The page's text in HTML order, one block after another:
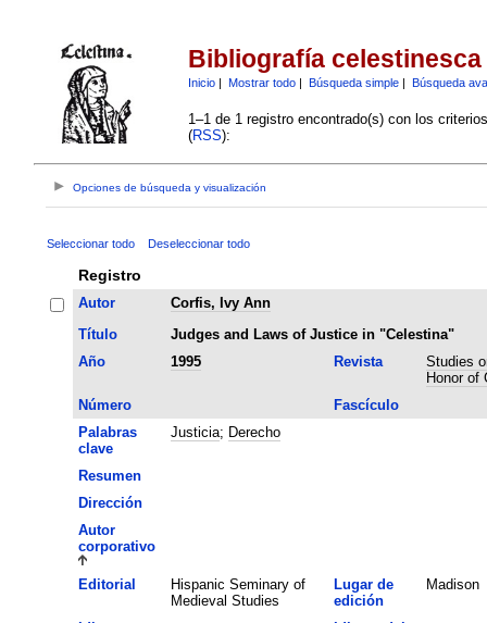
Bibliografía celestinesca
Inicio| Mostrar todo| Búsqueda simple| Búsqueda
1–1 de 1 registro encontrado(s) con los
(RSS):
Opciones de búsqueda y visualización
Seleccionar todo Deseleccionar todo
Registro
Autor
Corfis, Ivy Ann
Título
Judges and Laws of Justice in "Celestina"
Año
1995 Revista
Studies
Honor of
Número
Fascículo
Palabras
clave
Justicia; Derecho
Resumen
Dirección
Autor
corporativo
Editorial
Hispanic Seminary of
Medieval Studies
Lugar de
edición
Madison